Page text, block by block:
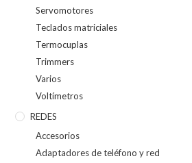
Servomotores
Teclados matriciales
Termocuplas
Trimmers
Varios
Voltímetros
REDES
Accesorios
Adaptadores de teléfono y red